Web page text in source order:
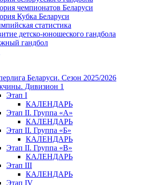
чемпионатов Беларуси
Кубка Беларуси
статистика
детско-юношеского гандбола
гандбол
Беларуси. Сезон 2025/2026
Дивизион 1
Этап I
КАЛЕНДАРЬ
Этап II. Группа «А»
КАЛЕНДАРЬ
Этап II. Группа «Б»
КАЛЕНДАРЬ
Этап II. Группа «В»
КАЛЕНДАРЬ
Этап III
КАЛЕНДАРЬ
Этап IV